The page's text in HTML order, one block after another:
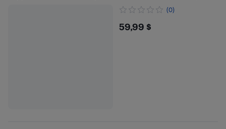
(0)
$59.99
59,99 $